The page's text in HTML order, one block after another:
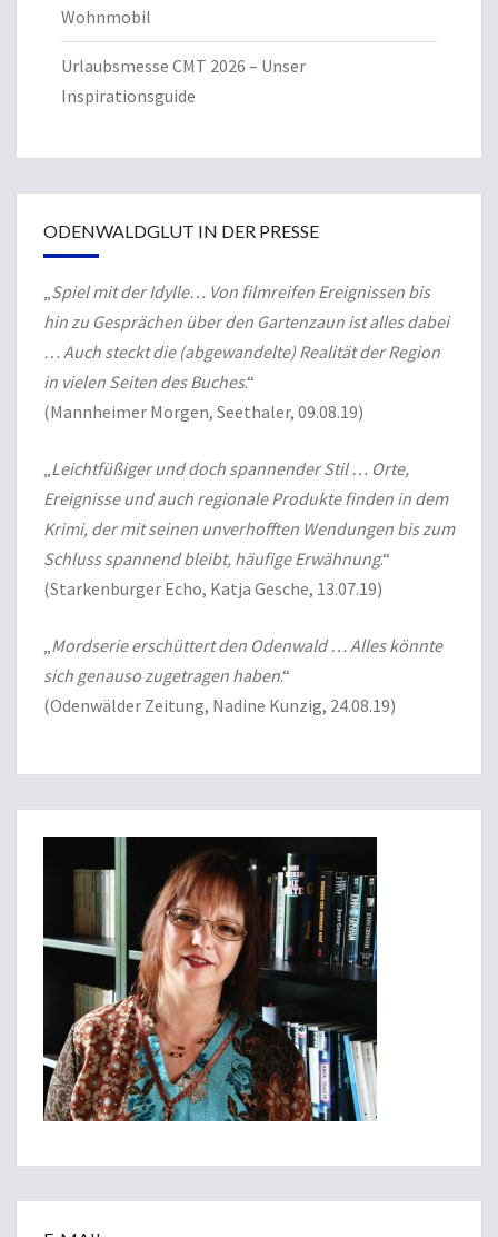
Wohnmobil
Urlaubsmesse CMT 2026 – Unser
Inspirationsguide
ODENWALDGLUT IN DER PRESSE
„Spiel mit der Idylle… Von filmreifen Ereignissen bis
hin zu Gesprächen über den Gartenzaun ist alles dabei
… Auch steckt die (abgewandelte) Realität der Region
in vielen Seiten des Buches.“
(Mannheimer Morgen, Seethaler, 09.08.19)
„Leichtfüßiger und doch spannender Stil … Orte,
Ereignisse und auch regionale Produkte finden in dem
Krimi, der mit seinen unverhofften Wendungen bis zum
Schluss spannend bleibt, häufige Erwähnung.“
(Starkenburger Echo, Katja Gesche, 13.07.19)
„Mordserie erschüttert den Odenwald … Alles könnte
sich genauso zugetragen haben.“
(Odenwälder Zeitung, Nadine Kunzig, 24.08.19)